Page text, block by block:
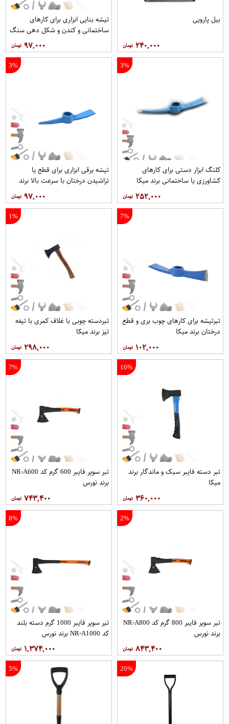
بیل پارویی
۲۴۰,۰۰۰
تیشه بنایی ابزاری برای کارهای
ساختمانی و کندن و شکل دهی سنگ
۹۷,۰۰۰
3%
کلنگ ابزار دستی برای کارهای
کشاورزی یا ساختمانی برند میکا
۲۵۲,۰۰۰
3%
تیشه برقی ابزاری برای قطع یا
تراشیدن درختان با سرعت بالا برند
۹۷,۰۰۰
7%
تبرتیشه برای کارهای چوب بری و قطع
درختان برند میکا
۱۰۲,۰۰۰
1%
تبردسته چوبی با غلاف کمری با تیغه
تیز برند میکا
۲۹۸,۰۰۰
10%
تبر دسته فایبر سبک و ماندگار برند
میکا
۳۶۰,۰۰۰
7%
تبر سوپر فایبر 600 گرم کد NR-A600
برند نورس
۷۴۳,۴۰۰
2%
تبر سوپر فایبر 800 گرم کد NR-A800
برند نورس
۸۴۳,۴۰۰
8%
تبر سوپر فایبر 1000 گرم دسته بلند
کد NR-A1000 برند نورس
۱,۳۷۴,۰۰۰
20%
5%